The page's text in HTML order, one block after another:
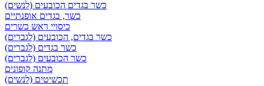
כשר בגדים הכובעים (לנשים)
כשר, בגדים אופנתיים
כיסויי ראש כשרים
כשר בגדים, הכובעים (לגברים)
כשר בגדים (לגברים)
כשר הכובעים (לגברים)
מתנה קופונים
תכשיטים (לנשים)